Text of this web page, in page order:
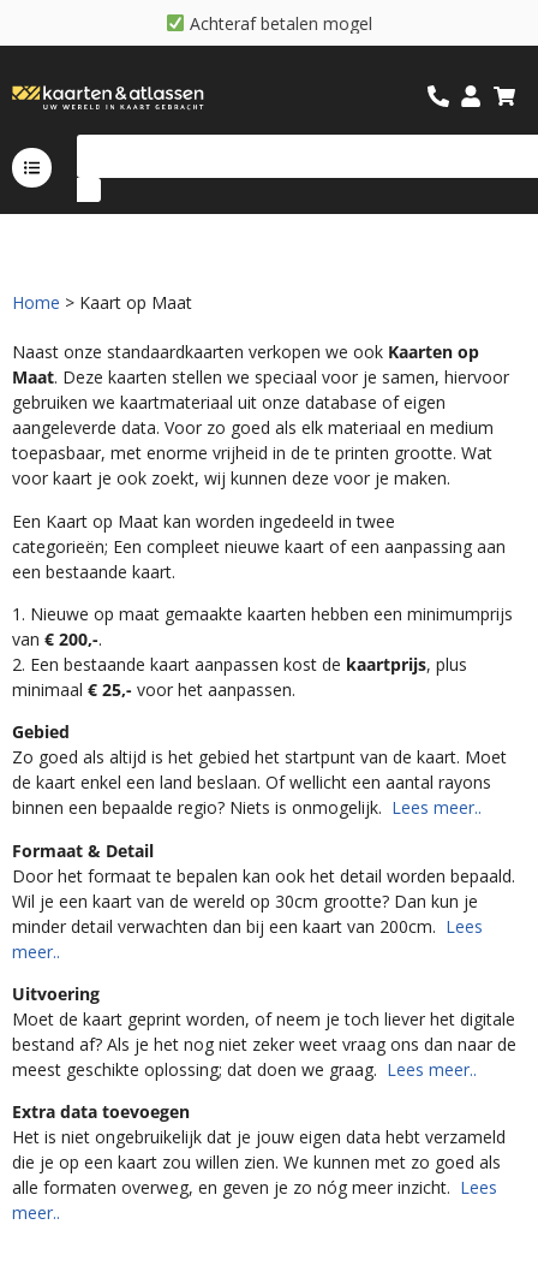
Achteraf betalen mogel
Home > Kaart op Maat
Naast onze standaardkaarten verkopen we ook Kaarten op
Maat. Deze kaarten stellen we speciaal voor je samen, hiervoor
gebruiken we kaartmateriaal uit onze database of eigen
aangeleverde data. Voor zo goed als elk materiaal en medium
toepasbaar, met enorme vrijheid in de te printen grootte. Wat
voor kaart je ook zoekt, wij kunnen deze voor je maken.
Een Kaart op Maat kan worden ingedeeld in twee
categorieën; Een compleet nieuwe kaart of een aanpassing aan
een bestaande kaart.
1. Nieuwe op maat gemaakte kaarten hebben een minimumprijs
van € 200,-.
2. Een bestaande kaart aanpassen kost de kaartprijs, plus
minimaal € 25,- voor het aanpassen.
Gebied
Zo goed als altijd is het gebied het startpunt van de kaart. Moet
de kaart enkel een land beslaan. Of wellicht een aantal rayons
binnen een bepaalde regio? Niets is onmogelijk. Lees meer..
Formaat & Detail
Door het formaat te bepalen kan ook het detail worden bepaald.
Wil je een kaart van de wereld op 30cm grootte? Dan kun je
minder detail verwachten dan bij een kaart van 200cm. Lees
meer..
Uitvoering
Moet de kaart geprint worden, of neem je toch liever het digitale
bestand af? Als je het nog niet zeker weet vraag ons dan naar de
meest geschikte oplossing; dat doen we graag. Lees meer..
Extra data toevoegen
Het is niet ongebruikelijk dat je jouw eigen data hebt verzameld
die je op een kaart zou willen zien. We kunnen met zo goed als
alle formaten overweg, en geven je zo nóg meer inzicht. Lees
meer..